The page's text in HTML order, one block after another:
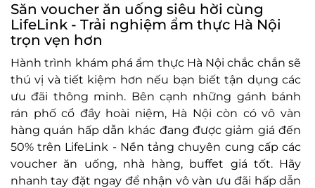
Săn voucher ăn uống siêu hời cùng
LifeLink - Trải nghiệm ẩm thực Hà Nội
trọn vẹn hơn
Hành trình khám phá ẩm thực Hà Nội chắc chắn sẽ
thú vị và tiết kiệm hơn nếu bạn biết tận dụng các
ưu đãi thông minh. Bên cạnh những gánh bánh
rán phố cổ đầy hoài niệm, Hà Nội còn có vô vàn
hàng quán hấp dẫn khác đang được giảm giá đến
50% trên LifeLink - Nền tảng chuyên cung cấp các
voucher ăn uống, nhà hàng, buffet giá tốt. Hãy
nhanh tay đặt ngay để nhận vô vàn ưu đãi hấp dẫn